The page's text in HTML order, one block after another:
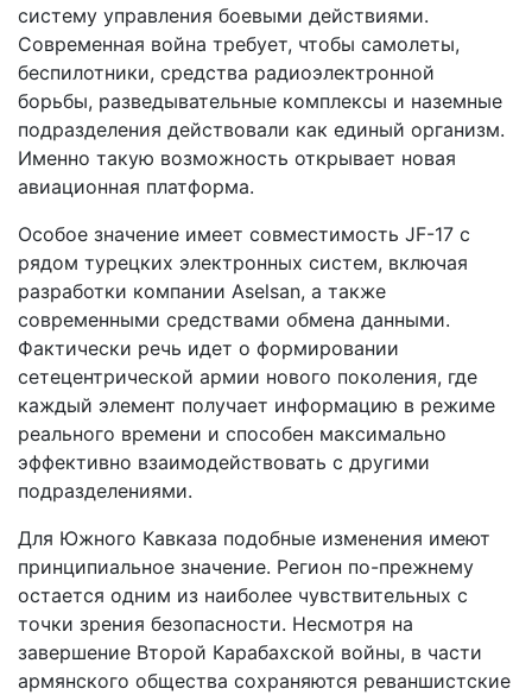
систему управления боевыми действиями.
Современная война требует, чтобы самолеты,
беспилотники, средства радиоэлектронной
борьбы, разведывательные комплексы и наземные
подразделения действовали как единый организм.
Именно такую возможность открывает новая
авиационная платформа.
Особое значение имеет совместимость JF-17 с
рядом турецких электронных систем, включая
разработки компании Aselsan, а также
современными средствами обмена данными.
Фактически речь идет о формировании
сетецентрической армии нового поколения, где
каждый элемент получает информацию в режиме
реального времени и способен максимально
эффективно взаимодействовать с другими
подразделениями.
Для Южного Кавказа подобные изменения имеют
принципиальное значение. Регион по-прежнему
остается одним из наиболее чувствительных с
точки зрения безопасности. Несмотря на
завершение Второй Карабахской войны, в части
армянского общества сохраняются реваншистские